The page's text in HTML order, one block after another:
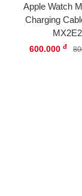
Apple Watch
Charging
MX2E2
600.000 đ